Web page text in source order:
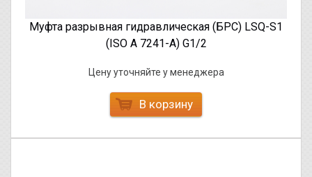
Муфта разрывная гидравлическая (БРС) LSQ-S1
(ISO A 7241-A) G1/2
Цену уточняйте у менеджера
В корзину